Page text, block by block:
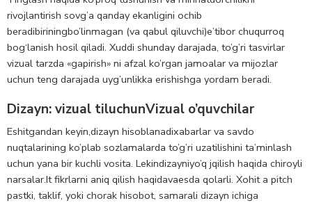
rivojlantirish sovg’a qanday ekanligini ochib
beradibiriningbo’linmagan (va qabul qiluvchi)e’tibor chuqurroq
bog‘lanish hosil qiladi. Xuddi shunday darajada, to’g’ri tasvirlar
vizual tarzda «gapirish» ni afzal ko’rgan jamoalar va mijozlar
uchun teng darajada uyg’unlikka erishishga yordam beradi.
Dizayn: vizual tiluchunVizual o’quvchilar
Eshitgandan keyin,dizayn hisoblanadixabarlar va savdo
nuqtalarining ko’plab sozlamalarda to’g’ri uzatilishini ta’minlash
uchun yana bir kuchli vosita. Lekindizayniyo’q jqilish haqida chiroyli
narsalar.It fikrlarni aniq qilish haqidavaesda qolarli. Xohit a pitch
pastki, taklif, yoki chorak hisobot, samarali dizayn ichiga